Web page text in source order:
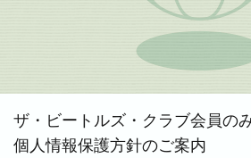
リンゴ・ピース＆ラブ26
ザ・ビートルズ・クラブ会員の
個人情報保護方針のご案内